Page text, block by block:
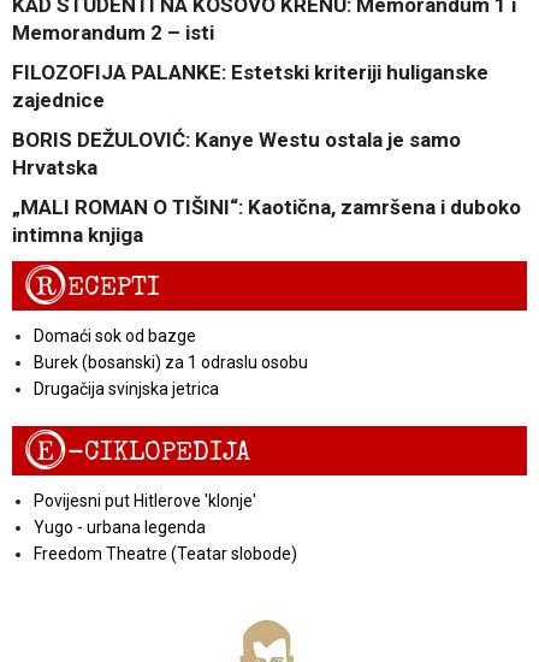
Memorandum 2 – isti
FILOZOFIJA PALANKE: Estetski kriteriji huliganske
zajednice
BORIS DEŽULOVIĆ: Kanye Westu ostala je samo
Hrvatska
„MALI ROMAN O TIŠINI“: Kaotična, zamršena i duboko
intimna knjiga
RECEPTI
Domaći sok od bazge
Burek (bosanski) za 1 odraslu osobu
Drugačija svinjska jetrica
E-CIKLOPEDIJA
Povijesni put Hitlerove 'klonje'
Yugo - urbana legenda
Freedom Theatre (Teatar slobode)